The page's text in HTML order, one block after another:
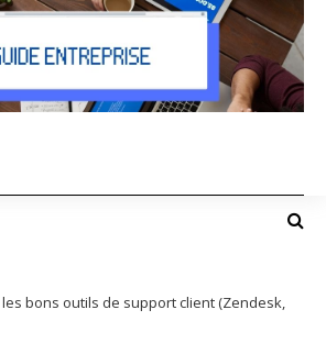
bons outils de support client (Zendesk,